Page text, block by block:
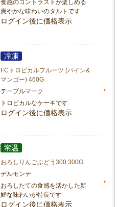
食感のコントラストが楽しめる
爽やかな味わいのタルトです
ログイン後に価格表示
FCトロピカルフルーツ (パイン&
マンゴー) 460G
テーブルマーク
トロピカルなケーキです
ログイン後に価格表示
おろしりんごぶどう300 300G
デルモンテ
おろしたての食感を活かした新
鮮な味わいが特長です
ログイン後に価格表示